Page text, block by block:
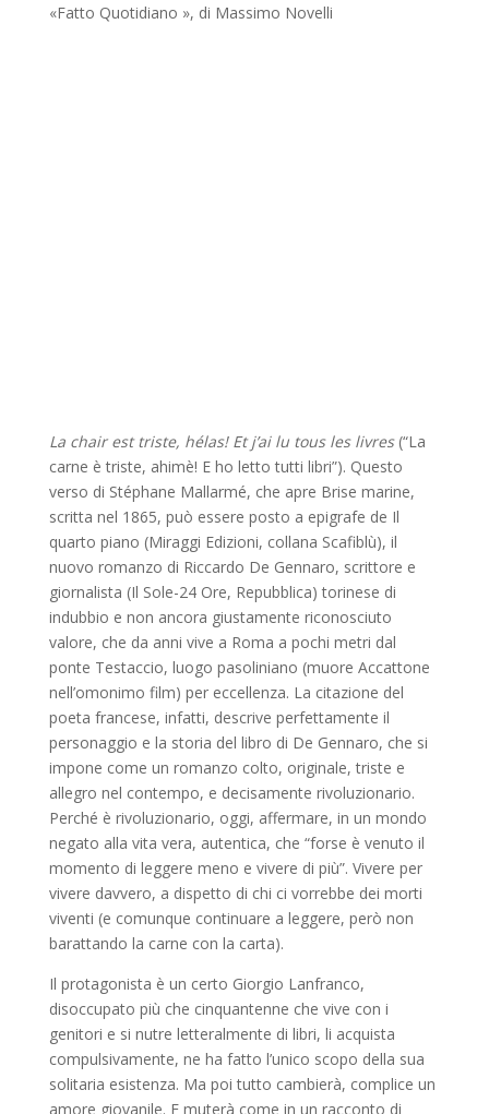
«Fatto Quotidiano », di Massimo Novelli
La chair est triste, hélas! Et j’ai lu tous les livres(“La
carne è triste, ahimè! E ho letto tutti libri”). Questo
verso di Stéphane Mallarmé, che apre Brise marine,
scritta nel 1865, può essere posto a epigrafe de Il
quarto piano (Miraggi Edizioni, collana Scafiblù), il
nuovo romanzo di Riccardo De Gennaro, scrittore e
giornalista (Il Sole-24 Ore, Repubblica) torinese di
indubbio e non ancora giustamente riconosciuto
valore, che da anni vive a Roma a pochi metri dal
ponte Testaccio, luogo pasoliniano (muore Accattone
nell’omonimo film) per eccellenza. La citazione del
poeta francese, infatti, descrive perfettamente il
personaggio e la storia del libro di De Gennaro, che si
impone come un romanzo colto, originale, triste e
allegro nel contempo, e decisamente rivoluzionario.
Perché è rivoluzionario, oggi, affermare, in un mondo
negato alla vita vera, autentica, che “forse è venuto il
momento di leggere meno e vivere di più”. Vivere per
vivere davvero, a dispetto di chi ci vorrebbe dei morti
viventi (e comunque continuare a leggere, però non
barattando la carne con la carta).
Il protagonista è un certo Giorgio Lanfranco,
disoccupato più che cinquantenne che vive con i
genitori e si nutre letteralmente di libri, li acquista
compulsivamente, ne ha fatto l’unico scopo della sua
solitaria esistenza. Ma poi tutto cambierà, complice un
amore giovanile. E muterà come in un racconto di